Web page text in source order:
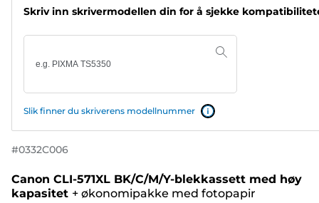
Skriv inn skrivermodellen din for å sjekke
Slik finner du skriverens modellnummer
#0332C006
Canon CLI-571XL BK/C/M/Y-blekkassett med høy
kapasitet + økonomipakke med fotopapir